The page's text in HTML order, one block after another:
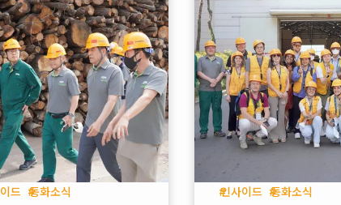
드 동화소식 인사이드 동화소식